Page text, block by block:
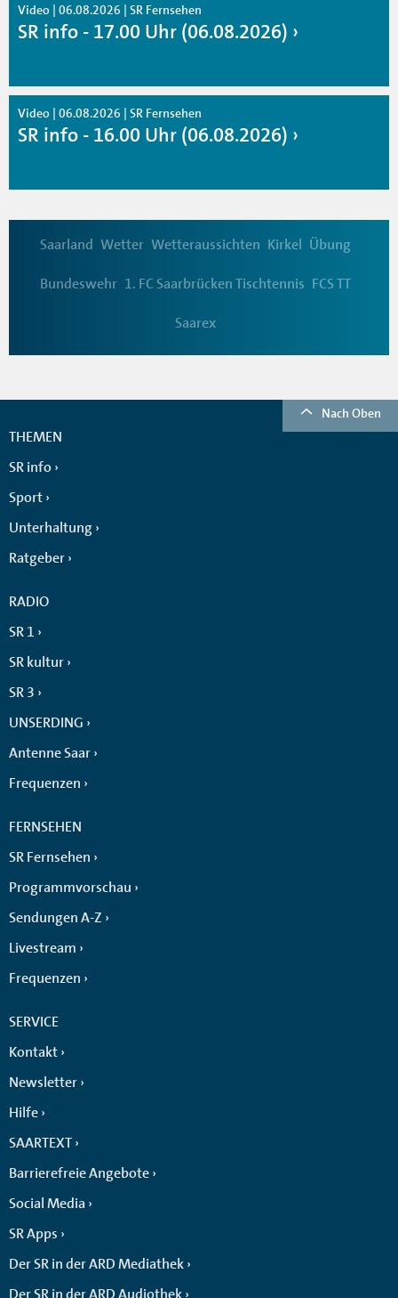
Video | 06.08.2026 | SR Fernsehen
SR info - 17.00 Uhr (06.08.2026)
Video | 06.08.2026 | SR Fernsehen
SR info - 16.00 Uhr (06.08.2026)
Saarland Wetter Wetteraussichten Kirkel Übung
Bundeswehr 1. FC Saarbrücken Tischtennis FCS TT
Saarex
Nach Oben
THEMEN
SR info
Sport
Unterhaltung
Ratgeber
RADIO
SR 1
SR kultur
SR 3
UNSERDING
Antenne Saar
Frequenzen
FERNSEHEN
SR Fernsehen
Programmvorschau
Sendungen A-Z
Livestream
Frequenzen
SERVICE
Kontakt
Newsletter
Hilfe
SAARTEXT
Barrierefreie Angebote
Social Media
SR Apps
Der SR in der ARD Mediathek
Der SR in der ARD Audiothek